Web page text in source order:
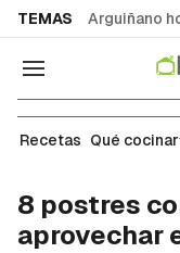
TEMAS Arguiñano
Navegación
Recetas
Recetas Qué cocinar
8 postres
aprovechar